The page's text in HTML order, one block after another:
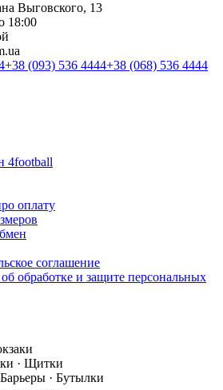
Выговского, 13
18:00
+38 (093) 536 4444+38 (068) 536 4444
4football
оплату
соглашение
обработке и защите персональных
· Щитки
· Бутылки